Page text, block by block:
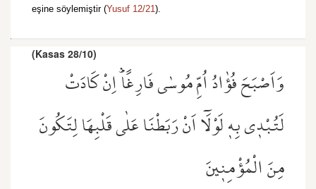
eşine söylemiştir (Yusuf 12/21).
(Kasas 28/10)
وَاَصْبَحَ فُؤٰادُ اُمِّ مُوسٰى فَارِغًاۜ اِنْ كَادَتْ
لَتُبْد۪ي بِه۪ لَوْلَٓا اَنْ رَبَطْنَا عَلٰى قَلْبِهَا لِتَكُونَ
مِنَ الْمُؤْمِن۪ينَ